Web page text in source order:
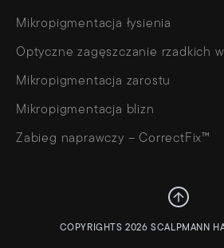
Mikropigmentacja łysienia
Optyczne zagęszczanie rzadkich
Mikropigmentacja zarostu
Mikropigmentacja blizn
Zabieg naprawczy – CorrectFix™
COPYRIGHTS 2026 SCALPMANN